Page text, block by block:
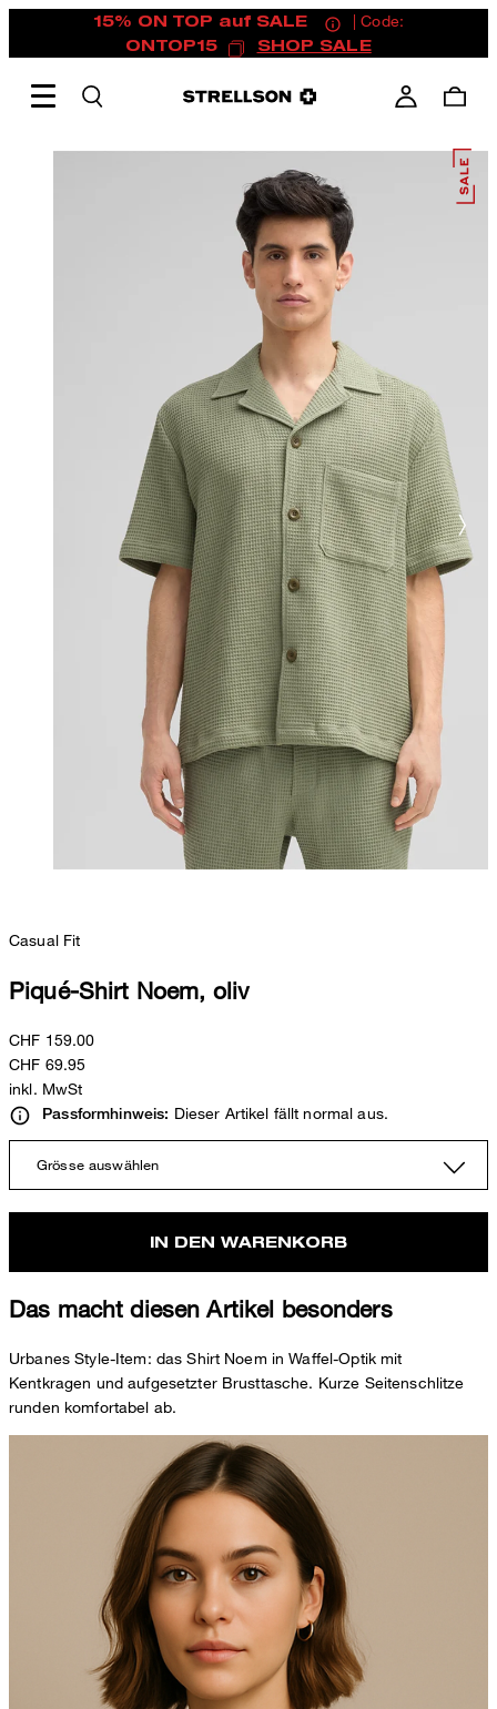
15% ON TOP auf SALE
| Code:
ONTOP15
SHOP SALE
Casual Fit
Piqué-Shirt Noem, oliv
CHF 159.00
CHF 69.95
inkl. MwSt
Passformhinweis: Dieser Artikel fällt normal aus.
Grösse auswählen
IN DEN WARENKORB
Das macht diesen Artikel besonders
Urbanes Style-Item: das Shirt Noem in Waffel-Optik mit
Kentkragen und aufgesetzter Brusttasche. Kurze Seitenschlitze
runden komfortabel ab.